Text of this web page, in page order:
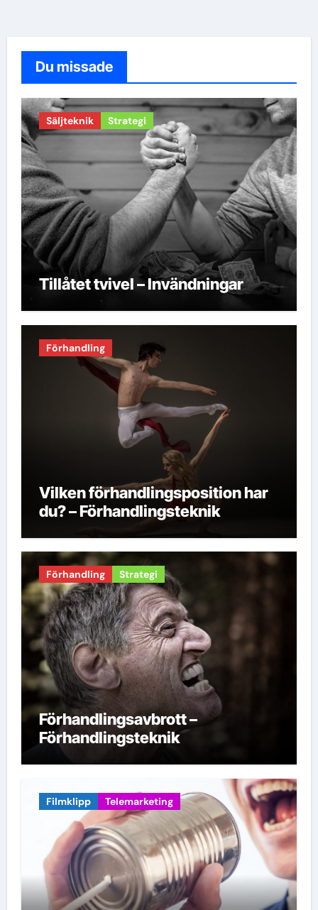
Du missade
Säljteknik Strategi
Tillåtet tvivel – Invändningar
Förhandling
Vilken förhandlingsposition har
du? – Förhandlingsteknik
Förhandling Strategi
Förhandlingsavbrott –
Förhandlingsteknik
Filmklipp Telemarketing